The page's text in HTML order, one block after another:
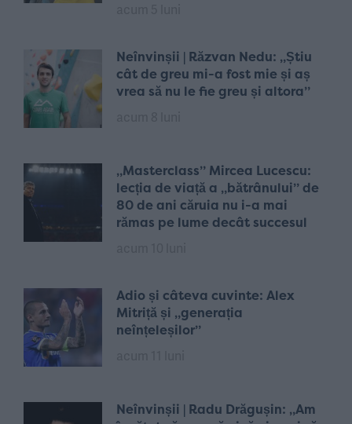
Neînvinșii | Răzvan Nedu: „Știu
cât de greu mi-a fost mie și aș
vrea să nu le fie greu și altora”
„Masterclass” Mircea Lucescu:
lecția de viață a „bătrânului” de
80 de ani căruia nu i-a mai
rămas pe lume decât succesul
Adio și câteva cuvinte: Alex
Mitriță și „generația
neînțeleșilor”
Neînvinșii | Radu Drăgușin: „Am